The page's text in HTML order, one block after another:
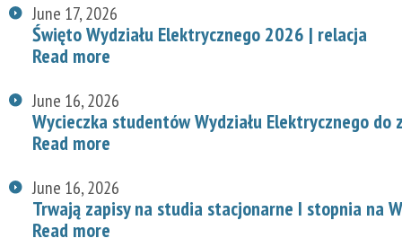
June 17, 2026
Święto Wydziału Elektrycznego 2026 | relacja
Read more
June 16, 2026
Wycieczka studentów Wydziału Elektrycznego
Read more
June 16, 2026
Trwają zapisy na studia stacjonarne I stopnia na
Read more